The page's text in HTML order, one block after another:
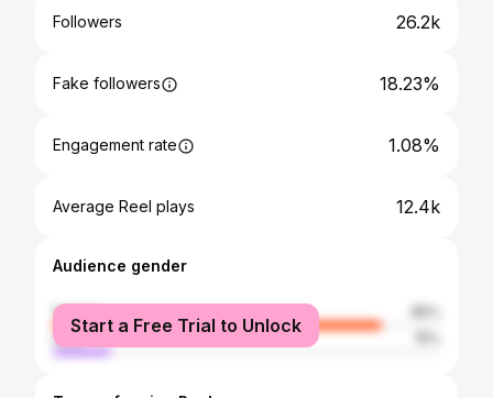
Followers 26.2k
Fake followers 18.23%
Engagement rate 1.08%
Average Reel plays 12.4k
Audience gender
female
male
Start a Free Trial to Unlock